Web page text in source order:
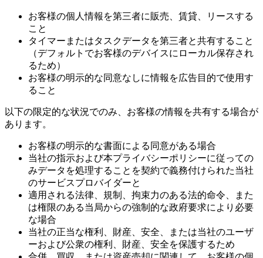
お客様の個人情報を第三者に販売、賃貸、リースする
こと
タイマーまたはタスクデータを第三者と共有すること
（デフォルトでお客様のデバイスにローカル保存され
るため）
お客様の明示的な同意なしに情報を広告目的で使用す
ること
以下の限定的な状況でのみ、お客様の情報を共有する場合が
あります。
お客様の明示的な書面による同意がある場合
当社の指示および本プライバシーポリシーに従っての
みデータを処理することを契約で義務付けられた当社
のサービスプロバイダーと
適用される法律、規制、拘束力のある法的命令、また
は権限のある当局からの強制的な政府要求により必要
な場合
当社の正当な権利、財産、安全、または当社のユーザ
ーおよび公衆の権利、財産、安全を保護するため